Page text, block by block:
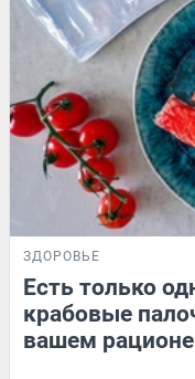
ЗДОРОВЬЕ
Есть только
крабовые
вашем рационе